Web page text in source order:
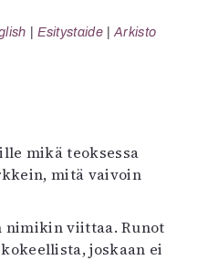
Esitystaide Arkisto
mikä teoksessa
mitä vaivoin
nimikin viittaa. Runot
joskaan ei